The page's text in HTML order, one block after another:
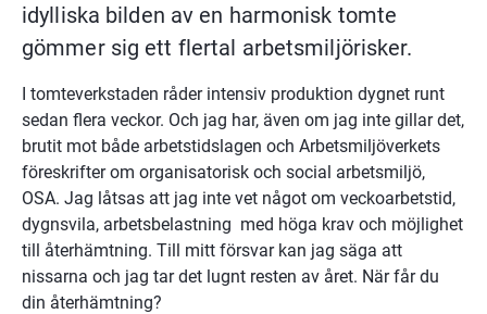
idylliska bilden av en harmonisk tomte
gömmer sig ett flertal arbetsmiljörisker.
I tomteverkstaden råder intensiv produktion dygnet runt
sedan flera veckor. Och jag har, även om jag inte gillar det,
brutit mot både arbetstidslagen och Arbetsmiljöverkets
föreskrifter om organisatorisk och social arbetsmiljö,
OSA. Jag låtsas att jag inte vet något om veckoarbetstid,
dygnsvila, arbetsbelastning  med höga krav och möjlighet
till återhämtning. Till mitt försvar kan jag säga att
nissarna och jag tar det lugnt resten av året. När får du
din återhämtning?